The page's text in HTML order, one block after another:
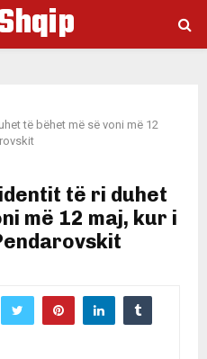
të bëhet më së voni më 12
të ri duhet
më 12 maj, kur i